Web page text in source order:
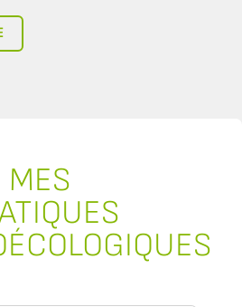
MES